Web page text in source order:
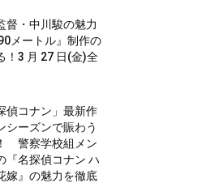
督・中川駿の魅力
メートル』制作の
！3 月 27 日(金)全
偵コナン」最新作
シーズンで賑わう
警察学校組メン
『名探偵コナン ハ
嫁』の魅力を徹底